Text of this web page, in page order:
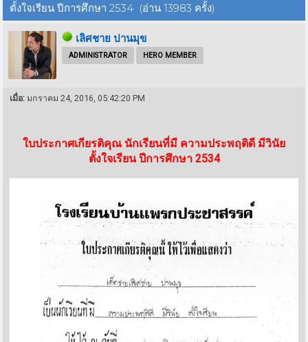
ตั้งใจเรียน ปีการศึกษา 2534 (อ่าน 13983 ครั้ง)
เลิศชาย ปานมุข
ADMINISTRATOR HERO MEMBER
เมื่อ: มกราคม 24, 2016, 05:42:20 PM
ใบประกาศเกียรติคุณ นักเรียนที่มี ความประพฤติดี มีวินัย
ตั้งใจเรียน ปีการศึกษา 2534